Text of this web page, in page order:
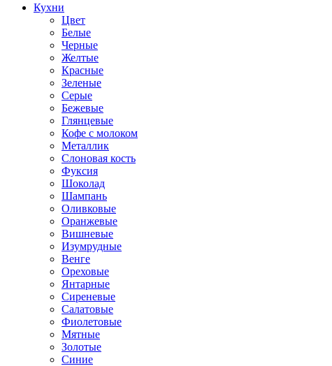
Кухни
Цвет
Белые
Черные
Желтые
Красные
Зеленые
Серые
Бежевые
Глянцевые
Кофе с молоком
Металлик
Слоновая кость
Фуксия
Шоколад
Шампань
Оливковые
Оранжевые
Вишневые
Изумрудные
Венге
Ореховые
Янтарные
Сиреневые
Салатовые
Фиолетовые
Мятные
Золотые
Синие